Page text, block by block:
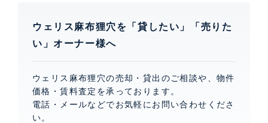
ウェリス麻布狸穴を「貸したい」「売りた
い」オーナー様へ
ウェリス麻布狸穴の売却・貸出のご相談や、物件
価格・賃料査定を承っております。
電話・メールなどでお気軽にお問い合わせくださ
い。